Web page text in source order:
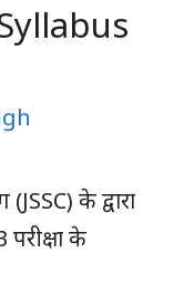
के द्वारा
के